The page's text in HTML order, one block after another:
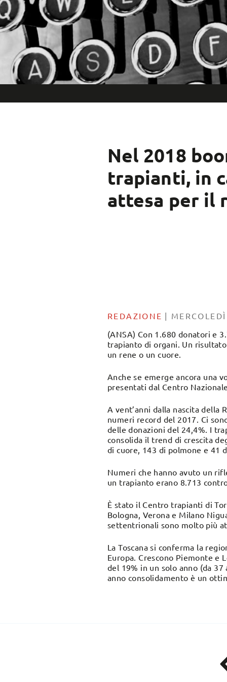
Nel 2018
trapianti, in
attesa per il
REDAZIONE |
(ANSA) Con 1.680 donatori e
trapianto di organi. Un
un rene o un cuore.
Anche se emerge ancora una
presentati dal Centro
A vent’anni dalla nascita della
numeri record del 2017. Ci
delle donazioni del 24,4%. I
consolida il trend di crescita
di cuore, 143 di polmone e 41
Numeri che hanno avuto un
un trapianto erano 8.713
È stato il Centro trapianti di
Bologna, Verona e Milano
settentrionali sono molto più
La Toscana si conferma la
Europa. Crescono Piemonte e
del 19% in un solo anno (da
anno consolidamento è un